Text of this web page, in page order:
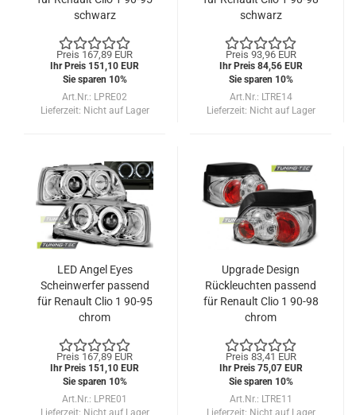
schwarz
Preis 167,89 EUR
Ihr Preis 151,10 EUR
Sie sparen 10%
Art.Nr.: LPRE02
Lieferzeit: Nicht auf Lager
schwarz
Preis 93,96 EUR
Ihr Preis 84,56 EUR
Sie sparen 10%
Art.Nr.: LTRE14
Lieferzeit: Nicht auf Lager
LED Angel Eyes
Scheinwerfer passend
für Renault Clio 1 90-95
chrom
Preis 167,89 EUR
Ihr Preis 151,10 EUR
Sie sparen 10%
Art.Nr.: LPRE01
Lieferzeit: Nicht auf Lager
Upgrade Design
Rückleuchten passend
für Renault Clio 1 90-98
chrom
Preis 83,41 EUR
Ihr Preis 75,07 EUR
Sie sparen 10%
Art.Nr.: LTRE11
Lieferzeit: Nicht auf Lager